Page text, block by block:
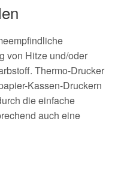
von Hitze und/oder
Thermo-Drucker
Kassen-Druckern
die einfache
auch eine